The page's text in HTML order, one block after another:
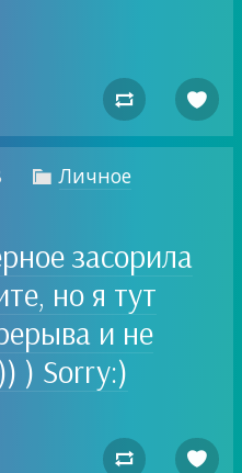
 
 Личное
засорила
но я тут
и не
) Sorry:)
 